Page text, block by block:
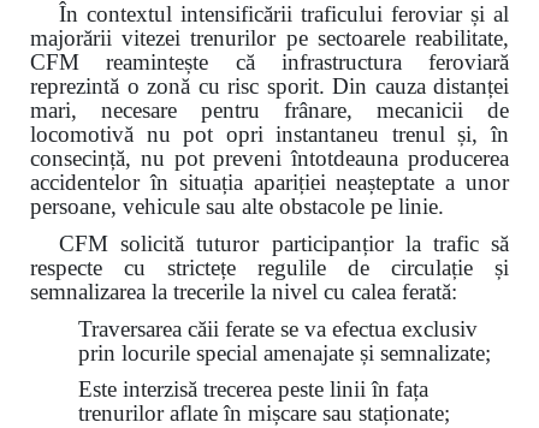
În contextul intensificării traficului feroviar și al
majorării vitezei trenurilor pe sectoarele reabilitate,
CFM reamintește că infrastructura feroviară
reprezintă o zonă cu risc sporit. Din cauza distanței
mari, necesare pentru frânare, mecanicii de
locomotivă nu pot opri instantaneu trenul și, în
consecință, nu pot preveni întotdeauna producerea
accidentelor în situația apariției neașteptate a unor
persoane, vehicule sau alte obstacole pe linie.
CFM solicită tuturor participanțior la trafic să
respecte cu strictețe regulile de circulație și
semnalizarea la trecerile la nivel cu calea ferată:
Traversarea căii ferate se va efectua exclusiv
prin locurile special amenajate și semnalizate;
Este interzisă trecerea peste linii în fața
trenurilor aflate în mișcare sau staționate;